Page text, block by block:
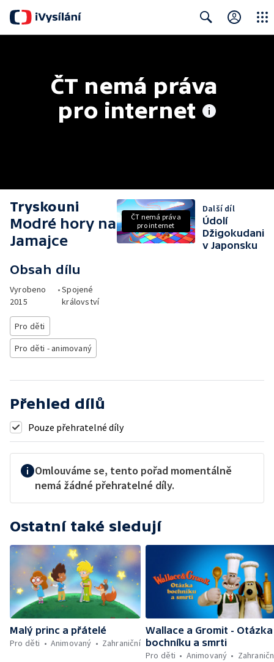
ČT nemá práva
pro internet
Tryskouni
Modré hory na
Jamajce
Obsah dílu
Vyrobeno
2015
•Spojené
království
Pro děti
Pro děti - animovaný
ČT nemá práva
pro internet
Další díl
Údolí
Džigokudani
v Japonsku
Přehled dílů
Pouze přehratelné díly
Omlouváme se, tento pořad momentálně
nemá žádné přehratelné díly.
Ostatní také sledují
Malý princ a přátelé
Pro děti
Animovaný Zahraniční
Wallace a Gromit - Otázka
bochníku a smrti
Pro děti
Animovaný